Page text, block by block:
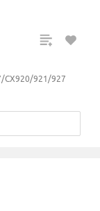
CX920/921/927